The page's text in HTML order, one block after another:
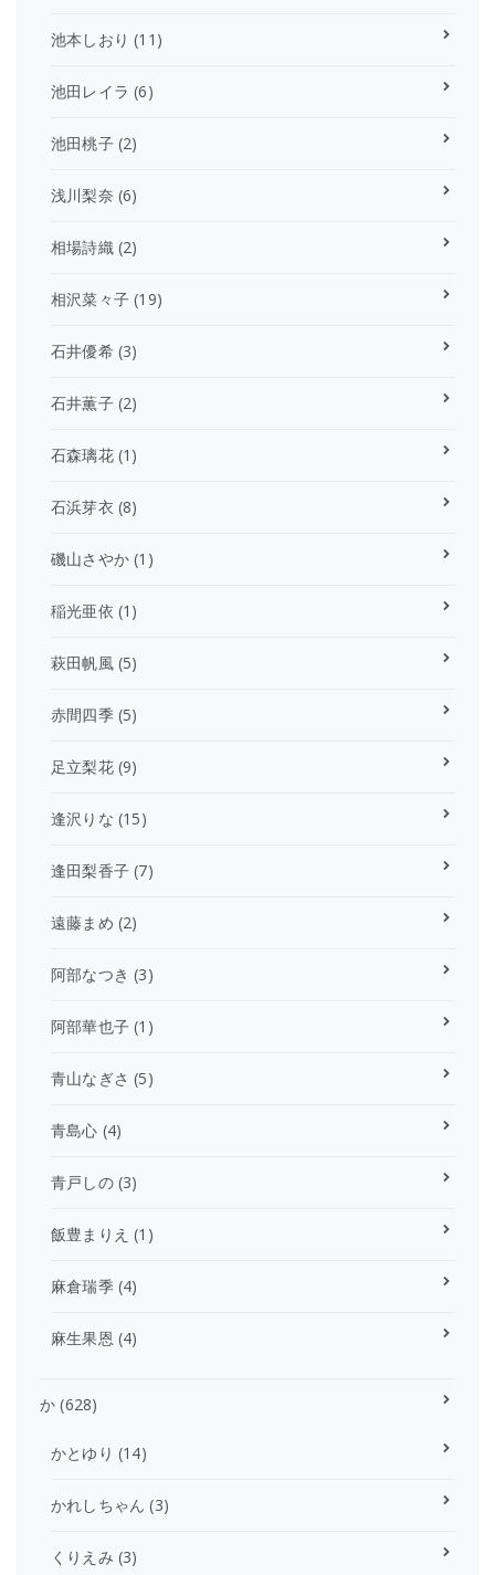
池本しおり (11)
池田レイラ (6)
池田桃子(2)
浅川梨奈 (6)
相場詩織(2)
相沢菜々子 (19)
石井優希(3)
石井薫子(2)
石森璃花(1)
石浜芽衣 (8)
磯山さやか (1)
稲光亜依 (1)
萩田帆風(5)
赤間四季(5)
足立梨花(9)
逢沢りな (15)
逢田梨香子 (7)
遠藤まめ (2)
阿部なつき (3)
阿部華也子 (1)
青山なぎさ (5)
青島心 (4)
青戸しの(3)
飯豊まりえ (1)
麻倉瑞季(4)
麻生果恩 (4)
か (628)
かとゆり (14)
かれしちゃん (3)
くりえみ (3)